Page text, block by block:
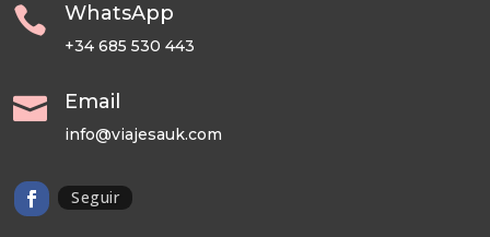
 WhatsApp
+34 685 530 443
 Email
info@viajesauk.com
Seguir